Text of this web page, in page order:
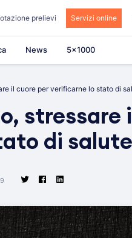
prelievi Servizi online
News 5×1000
il cuore per verificarne lo stato di
stressare
di salute